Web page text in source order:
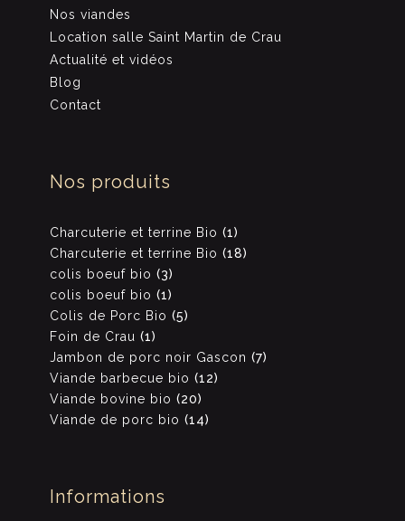
Nos viandes
Location salle Saint Martin de Crau
Actualité et vidéos
Blog
Contact
Nos produits
Charcuterie et terrine Bio
1
Charcuterie et terrine Bio
18
colis boeuf bio
3
colis boeuf bio
1
Colis de Porc Bio
5
Foin de Crau
1
Jambon de porc noir Gascon
7
Viande barbecue bio
12
Viande bovine bio
20
Viande de porc bio
14
Informations